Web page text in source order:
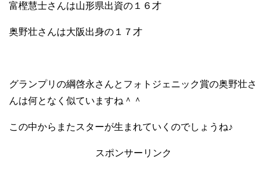
富樫慧士さんは山形県出資の１６才
奥野壮さんは大阪出身の１７才
グランプリの綱啓永さんとフォトジェニック賞の奥野壮さ
んは何となく似ていますね＾＾
この中からまたスターが生まれていくのでしょうね♪
スポンサーリンク